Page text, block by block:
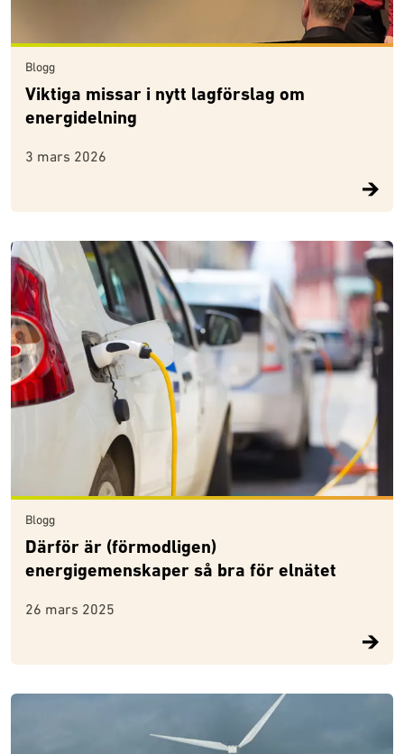
Blogg
Viktiga missar i nytt lagförslag om
energidelning
3 mars 2026
Blogg
Därför är (förmodligen)
energigemenskaper så bra för elnätet
26 mars 2025